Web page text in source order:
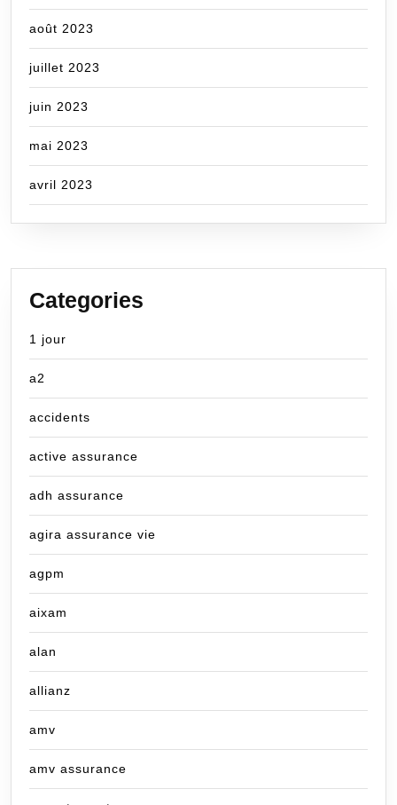
août 2023
juillet 2023
juin 2023
mai 2023
avril 2023
Categories
1 jour
a2
accidents
active assurance
adh assurance
agira assurance vie
agpm
aixam
alan
allianz
amv
amv assurance